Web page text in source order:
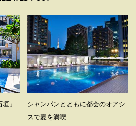
」
シャンパンとともに都会のオアシ
スで夏を満喫